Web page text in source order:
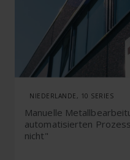
NIEDERLANDE, 10 SERIES
Manuelle
automatisierten
nicht"